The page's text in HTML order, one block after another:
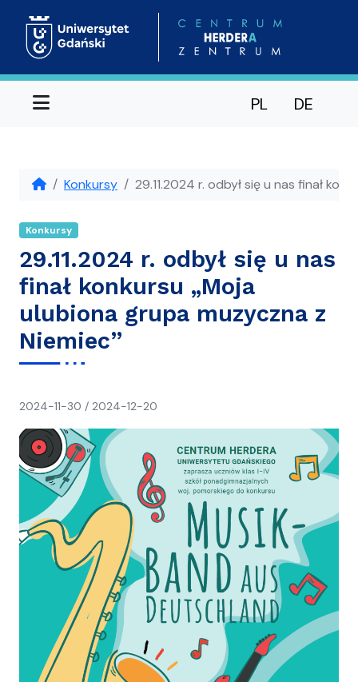
Menu PL DE
Konkursy 29.11.2024 r. odbył się u nas finał
Konkursy
29.11.2024 r. odbył się u nas
finał konkursu „Moja
ulubiona grupa muzyczna z
Niemiec”
2024-11-30 / 2024-12-20